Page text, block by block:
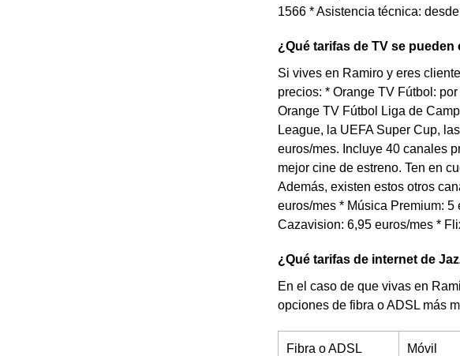
1566 * Asistencia técnica:
¿Qué tarifas de TV se
Si vives en Ramiro y eres
precios: * Orange TV Fútbol:
Orange TV Fútbol Liga de
League, la UEFA Super Cup,
euros/mes. Incluye 40 canales
mejor cine de estreno. Ten en
Además, existen estos otros
euros/mes * Música Premium:
Cazavision: 6,95 euros/mes *
¿Qué tarifas de internet de
En el caso de que vivas en
opciones de fibra o ADSL más
Fibra o ADSL Móvil